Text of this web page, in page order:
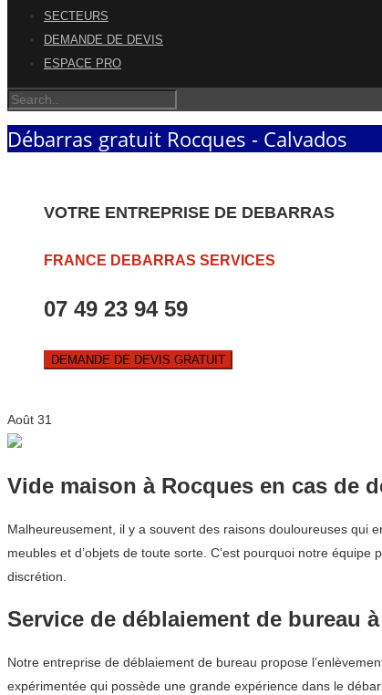
SECTEURS
DEMANDE DE DEVIS
ESPACE PRO
Débarras gratuit Rocques - Calvados
VOTRE ENTREPRISE DE DEBARRAS
FRANCE DEBARRAS SERVICES
07 49 23 94 59
DEMANDE DE DEVIS GRATUIT
Août 31
Vide maison à Rocques en cas de
Malheureusement, il y a souvent des raisons douloureuses qui
meubles et d’objets de toute sorte. C’est pourquoi notre
discrétion.
Service de déblaiement de bureau
Notre entreprise de déblaiement de bureau propose
expérimentée qui possède une grande expérience dans le